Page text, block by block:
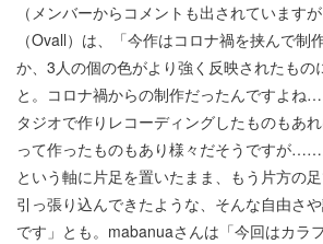
（メンバーからコメントも出されています
（Ovall）は、「今作はコロナ禍を挟んで制
か、3人の個の色がより強く反映されたもの
と。コロナ禍からの制作だったんですよね
タジオで作りレコーディングしたものもあ
って作ったものもあり様々だそうですが
という軸に片足を置いたまま、もう片方の
引っ張り込んできたような、そんな自由さ
です」とも。mabanuaさんは「今回はカラ